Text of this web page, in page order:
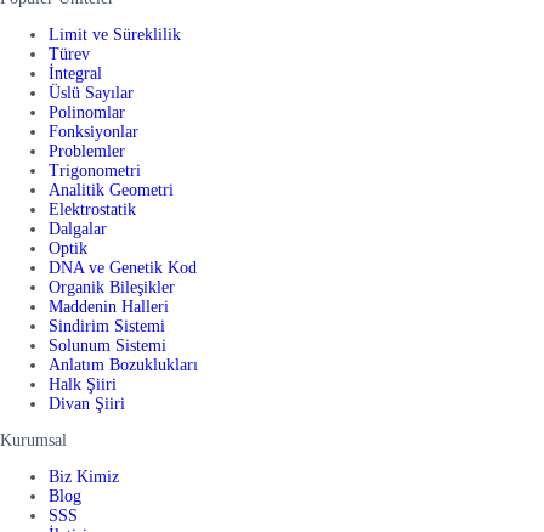
Limit ve Süreklilik
Türev
İntegral
Üslü Sayılar
Polinomlar
Fonksiyonlar
Problemler
Trigonometri
Analitik Geometri
Elektrostatik
Dalgalar
Optik
DNA ve Genetik Kod
Organik Bileşikler
Maddenin Halleri
Sindirim Sistemi
Solunum Sistemi
Anlatım Bozuklukları
Halk Şiiri
Divan Şiiri
Kurumsal
Biz Kimiz
Blog
SSS